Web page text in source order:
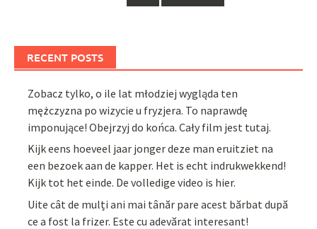
RECENT POSTS
Zobacz tylko, o ile lat młodziej wygląda ten
mężczyzna po wizycie u fryzjera. To naprawdę
imponujące! Obejrzyj do końca. Cały film jest tutaj.
Kijk eens hoeveel jaar jonger deze man eruitziet na
een bezoek aan de kapper. Het is echt indrukwekkend!
Kijk tot het einde. De volledige video is hier.
Uite cât de mulți ani mai tânăr pare acest bărbat după
ce a fost la frizer. Este cu adevărat interesant!